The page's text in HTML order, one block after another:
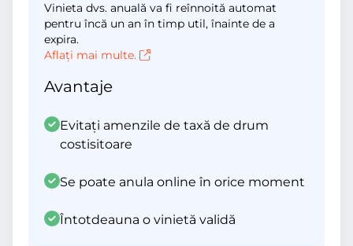
Vinieta dvs. anuală va fi reînnoită automat
pentru încă un an în timp util, înainte de a
expira.
Aflați mai multe.
Avantaje
Evitați amenzile de taxă de drum
costisitoare
Se poate anula online în orice moment
Întotdeauna o vinietă validă